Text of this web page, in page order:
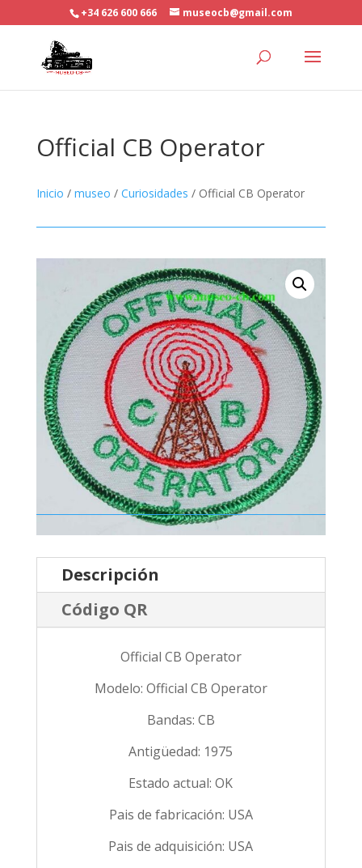
+34 626 600 666 museocb@gmail.com
Official CB Operator
Inicio / museo / Curiosidades / Official CB Operator
Descripción
Código QR
Official CB Operator
Modelo: Official CB Operator
Bandas: CB
Antigüedad: 1975
Estado actual: OK
Pais de fabricación: USA
Pais de adquisición: USA